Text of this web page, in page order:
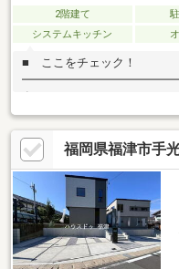
2階建て
システムキッチン
■ ここをチェック！
━━━━━━━━━━━━━━━・
地約７３坪、建坪約４２坪
オール電化住宅 ◎カース
機付きキッチン、浴室暖房
備■ 周辺施設
◎「ゆめマート福津」まで
西福間店」まで徒歩約９分
店」まで徒歩約１０分 ◎「
◎「福間中学校」まで徒歩約
福岡県福津市手